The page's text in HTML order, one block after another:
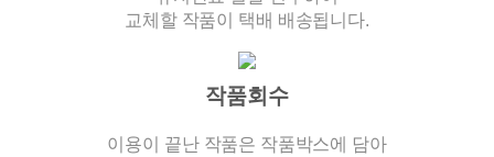
교체할 작품이 택배 배송됩니다.
작품회수
이용이 끝난 작품은 작품박스에 담아